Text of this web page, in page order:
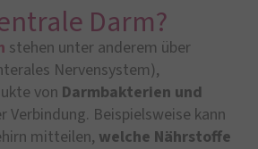
Darm?
stehen unter anderem über
Nervensystem),
von Darmbakterien und
Verbindung. Beispielsweise kann
mitteilen, welche Nährstoffe